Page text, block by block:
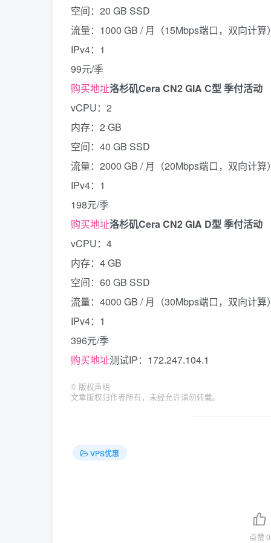
空间：20 GB SSD
流量：1000 GB / 月（15Mbps端口，双向计算
IPv4：1
99元/季
购买地址洛杉矶Cera CN2 GIA C型 季付活动
vCPU：2
内存：2 GB
空间：40 GB SSD
流量：2000 GB / 月（20Mbps端口，双向计算
IPv4：1
198元/季
购买地址洛杉矶Cera CN2 GIA D型 季付活动
vCPU：4
内存：4 GB
空间：60 GB SSD
流量：4000 GB / 月（30Mbps端口，双向计算
IPv4：1
396元/季
购买地址测试IP：172.247.104.1
© 版权声明
文章版权归作者所有，未经允许请勿转载。
VPS优惠
点赞0